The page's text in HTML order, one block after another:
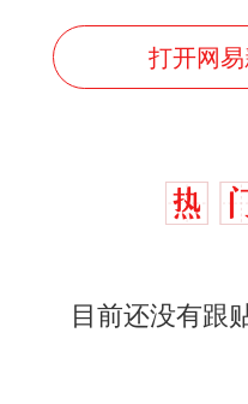
打开网
目前还没有跟